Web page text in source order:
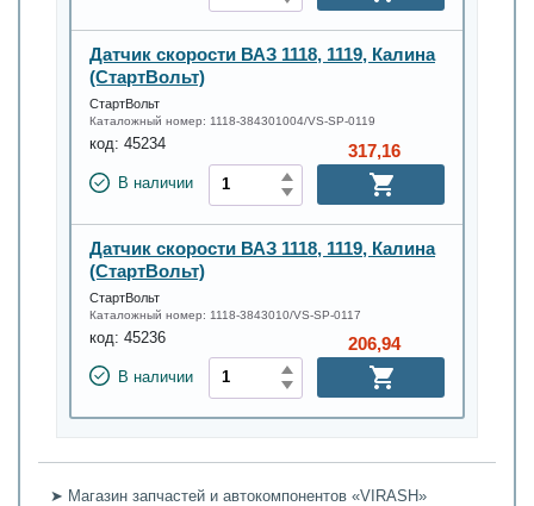
Датчик скорости ВАЗ 1118, 1119, Калина
(СтартВольт)
СтартВольт
Каталожный номер: 1118-384301004/VS-SP-0119
код: 45234
В наличии
317,16
Датчик скорости ВАЗ 1118, 1119, Калина
(СтартВольт)
СтартВольт
Каталожный номер: 1118-3843010/VS-SP-0117
код: 45236
В наличии
206,94
➤ Магазин запчастей и автокомпонентов «VIRASH»